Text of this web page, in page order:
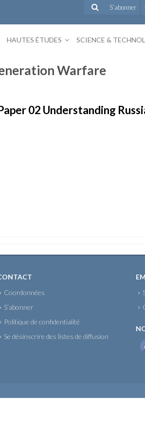
S’abonner
HAUTES ÉTUDES SCIENCE &
Warfare
02 Understanding
Coordonnées
S’abonner
Politique de confidentialité
Se désinscrire des listes de diffusion